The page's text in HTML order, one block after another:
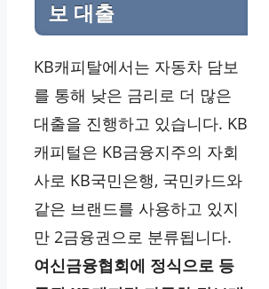
보 대출
KB캐피탈에서는 자동차 담보
를 통해 낮은 금리로 더 많은
대출을 진행하고 있습니다. KB
캐피털은 KB금융지주의 자회
사로 KB국민은행, 국민카드와
같은 브랜드를 사용하고 있지
만 2금융권으로 분류됩니다.
여신금융협회에 정식으로 등